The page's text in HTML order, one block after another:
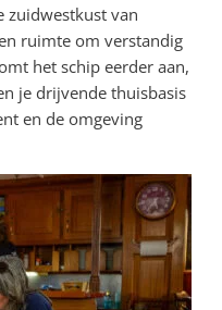
zuidwestkust van
ruimte om verstandig
het schip eerder aan,
je drijvende thuisbasis
en de omgeving